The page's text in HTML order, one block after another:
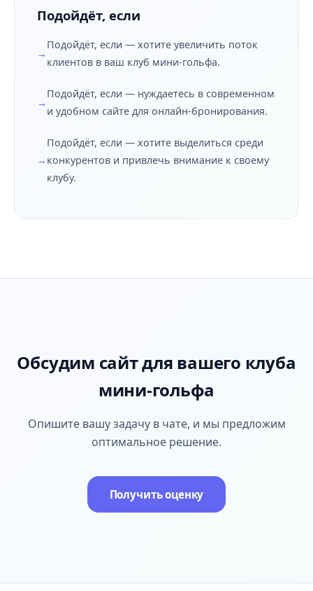
Подойдёт, если
Подойдёт, если — хотите увеличить поток
клиентов в ваш клуб мини-гольфа.
Подойдёт, если — нуждаетесь в современном
и удобном сайте для онлайн-бронирования.
Подойдёт, если — хотите выделиться среди
конкурентов и привлечь внимание к своему
клубу.
Обсудим сайт для вашего клуба
мини-гольфа
Опишите вашу задачу в чате, и мы предложим
оптимальное решение.
Получить оценку